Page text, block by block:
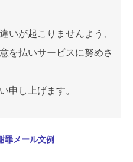
いが起こりませんよう、
を払いサービスに努めさ
申し上げます。
罪メール文例